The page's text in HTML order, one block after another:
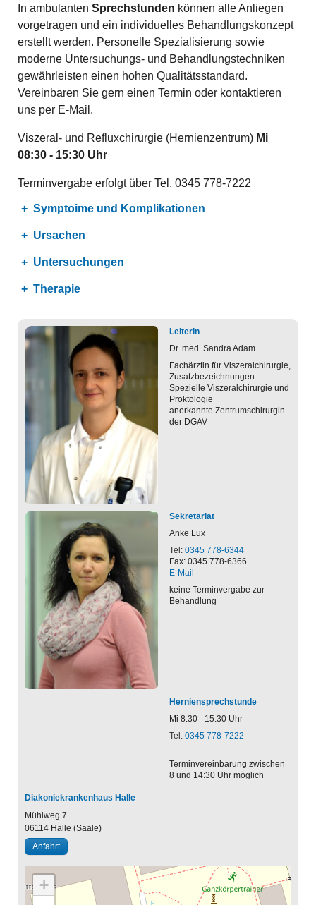
In ambulanten Sprechstunden können alle Anliegen
vorgetragen und ein individuelles Behandlungskonzept
erstellt werden. Personelle Spezialisierung sowie
moderne Untersuchungs- und Behandlungstechniken
gewährleisten einen hohen Qualitätsstandard.
Vereinbaren Sie gern einen Termin oder kontaktieren
uns per E-Mail.
Viszeral- und Refluxchirurgie (Hernienzentrum) Mi
08:30 - 15:30 Uhr
Terminvergabe erfolgt über Tel. 0345 778-7222
Symptoime und Komplikationen
Ursachen
Untersuchungen
Therapie
Leiterin
Dr. med. SandraAdam
Fachärztin für Viszeralchirurgie,
Zusatzbezeichnungen
Spezielle Viszeralchirurgie und
Proktologie
anerkannte Zentrumschirurgin
der DGAV
Sekretariat
Anke Lux
Tel: 0345 778-6344
Fax: 0345 778-6366
E-Mail
keine Terminvergabe zur
Behandlung
Herniensprechstunde
Mi 8:30 - 15:30 Uhr
Tel: 0345 778-7222
Terminvereinbarung zwischen
8 und 14:30 Uhr möglich
Diakoniekrankenhaus Halle
Mühlweg 7
06114 Halle (Saale)
Anfahrt
+